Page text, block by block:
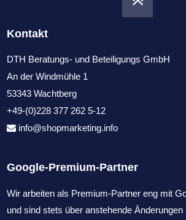
Kontakt
DTH Beratungs- und Beteiligungs GmbH
An der Windmühle 1
53343 Wachtberg
+49-(0)228 377 262 5-12
info@shopmarketing.info
Google-Premium-Partner
Wir arbeiten als Premium-Partner eng mit
und sind stets über anstehende Änderungen